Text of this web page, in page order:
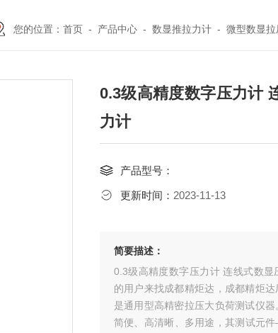
您的位置： 首页- 产品中心- 数显推拉力计- 微型数显
0.3级高精度数字压力计
力计
产品型号：
更新时间： 2023-11-13
简要描述：
0.3级高精度数字压力计 连线式数
的用户来找成都精炬达，成都精炬
是通用型高精密拉压大负荷测试仪
简便、高清晰、多用途，其测试元